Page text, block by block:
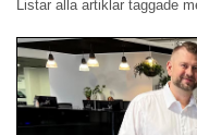
Listar alla artiklar taggade